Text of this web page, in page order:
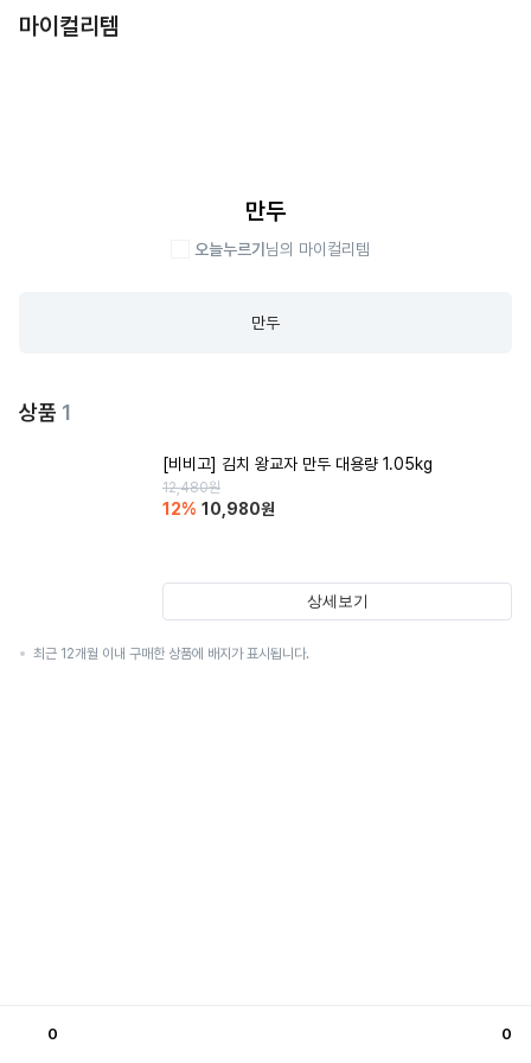
마이컬리템
만두
오늘누르기 님의 마이컬리템
만두
상품 1
[비비고] 김치 왕교자 만두 대용량 1.05kg
12,480원
12% 10,980원
상세보기
최근 12개월 이내 구매한 상품에 배지가 표시됩니다.
0 0